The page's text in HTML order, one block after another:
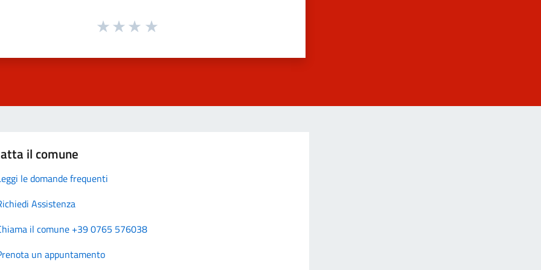
il comune
le domande frequenti
Assistenza
il comune +39 0765 576038
un appuntamento